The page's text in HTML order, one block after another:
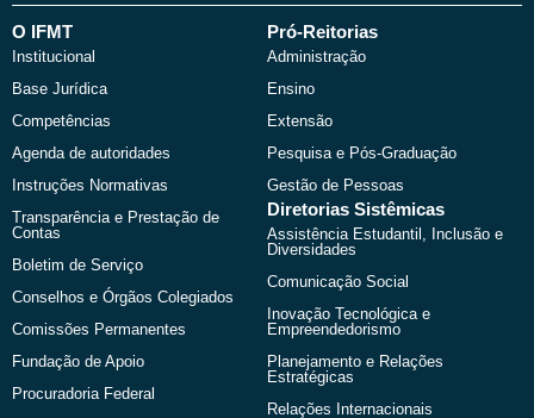
e
o
k
w
t
t
O IFMT
Institucional
Base Jurídica
Competências
Agenda de autoridades
Instruções Normativas
Transparência e Prestação de
Contas
Boletim de Serviço
Conselhos e Órgãos Colegiados
Comissões Permanentes
Fundação de Apoio
Procuradoria Federal
Pró-Reitorias
Administração
Ensino
Extensão
Pesquisa e Pós-Graduação
Gestão de Pessoas
Diretorias Sistêmicas
Assistência Estudantil, Inclusão e
Diversidades
Comunicação Social
Inovação Tecnológica e
Empreendedorismo
Planejamento e Relações
Estratégicas
Relações Internacionais